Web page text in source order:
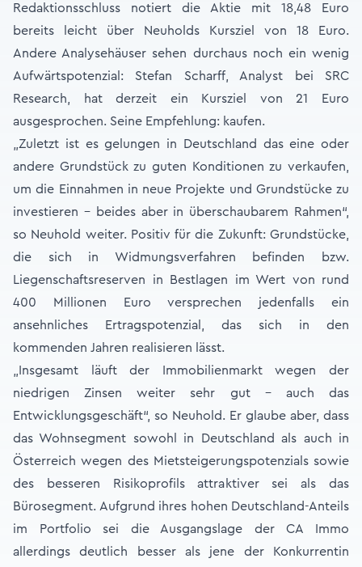
Redaktionsschluss notiert die Aktie mit 18,48 Euro
bereits leicht über Neuholds Kursziel von 18 Euro.
Andere Analysehäuser sehen durchaus noch ein wenig
Aufwärtspotenzial: Stefan Scharff, Analyst bei SRC
Research, hat derzeit ein Kursziel von 21 Euro
ausgesprochen. Seine Empfehlung: kaufen.
„Zuletzt ist es gelungen in Deutschland das eine oder
andere Grundstück zu guten Konditionen zu verkaufen,
um die Einnahmen in neue Projekte und Grundstücke zu
investieren – beides aber in überschaubarem Rahmen“,
so Neuhold weiter. Positiv für die Zukunft: Grundstücke,
die sich in Widmungsverfahren befinden bzw.
Liegenschaftsreserven in Bestlagen im Wert von rund
400 Millionen Euro versprechen jedenfalls ein
ansehnliches Ertragspotenzial, das sich in den
kommenden Jahren realisieren lässt.
„Insgesamt läuft der Immobilienmarkt wegen der
niedrigen Zinsen weiter sehr gut – auch das
Entwicklungsgeschäft“, so Neuhold. Er glaube aber, dass
das Wohnsegment sowohl in Deutschland als auch in
Österreich wegen des Mietsteigerungspotenzials sowie
des besseren Risikoprofils attraktiver sei als das
Bürosegment. Aufgrund ihres hohen Deutschland-Anteils
im Portfolio sei die Ausgangslage der CA Immo
allerdings deutlich besser als jene der Konkurrentin